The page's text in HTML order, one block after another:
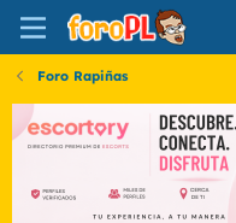
Foro Rapiñas